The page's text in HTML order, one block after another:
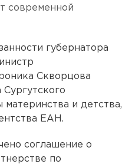
современной
губернатора
Скворцова
материнства и детства,
ЕАН.
соглашение о
по